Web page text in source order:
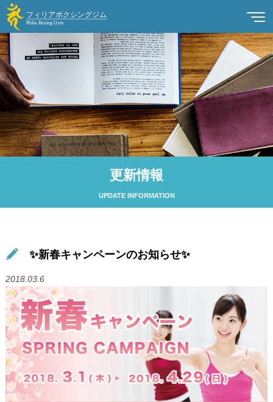
更新情報
UPDATE INFORMATION
✨新春キャンペーンのお知らせ✨
2018.03.6